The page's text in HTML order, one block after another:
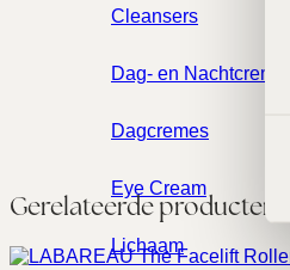
Cleansers
Dag- en
Dagcremes
Eye Cream
Lichaam
Gerelateerde producten